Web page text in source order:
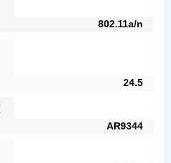
802.11a/n
24.5
AR9344